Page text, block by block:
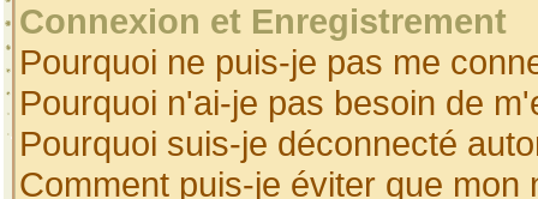
Connexion et Enregistrement
Pourquoi ne puis-je pas me
Pourquoi n'ai-je pas besoin de
Pourquoi suis-je déconnecté
Comment puis-je éviter que